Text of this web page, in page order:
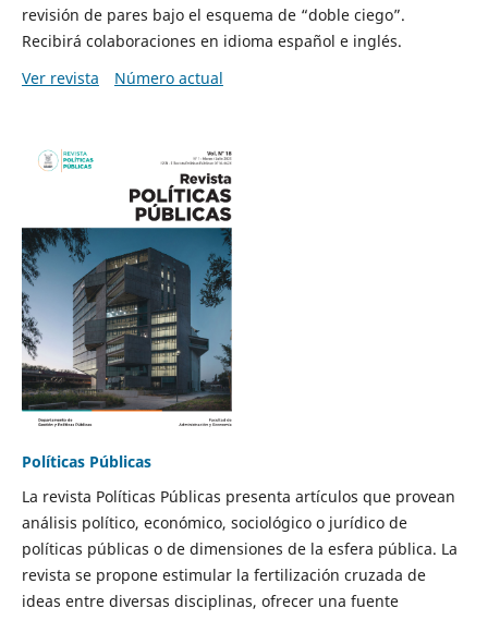
revisión de pares bajo el esquema de “doble ciego”.
Recibirá colaboraciones en idioma español e inglés.
Ver revista
Número actual
Políticas Públicas
La revista Políticas Públicas presenta artículos que provean
análisis político, económico, sociológico o jurídico de
políticas públicas o de dimensiones de la esfera pública. La
revista se propone estimular la fertilización cruzada de
ideas entre diversas disciplinas, ofrecer una fuente